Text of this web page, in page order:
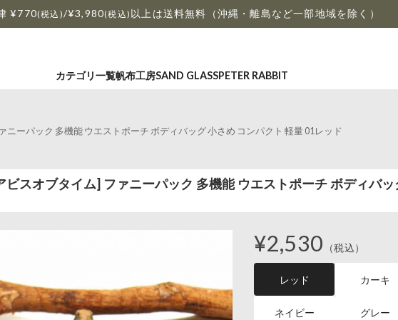
¥770(税込)/¥3,980(税込) 以上は送料無料（沖縄・離島など一部地域を除く）
カテゴリ一覧帆布工房SAND GLASSPETER RABBIT
ニーパック 多機能 ウエストポーチ ボディバッグ 小さめ コンパクト 軽量 01レッド
スオブタイム] ファニーパック 多機能 ウエストポーチ ボディバ
¥2,530 （税込）
レッド カーキ
ネイビー グレー